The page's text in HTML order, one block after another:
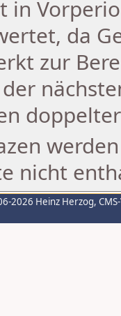
in
da
zur
nicht
2026 Heinz Herzog,